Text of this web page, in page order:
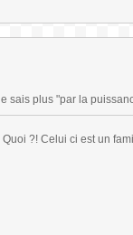
sais plus "par la
Quoi ?! Celui ci est un